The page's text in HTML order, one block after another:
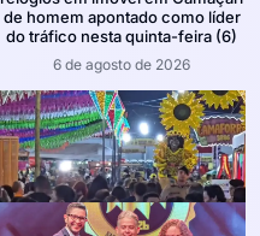
de homem apontado como líder
do tráfico nesta quinta-feira (6)
6 de agosto de 2026